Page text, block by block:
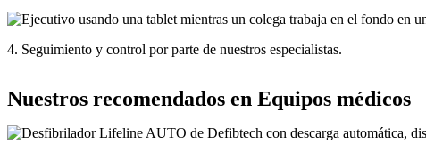
4. Seguimiento y control por parte de nuestros especialistas.
Nuestros recomendados en Equipos médicos